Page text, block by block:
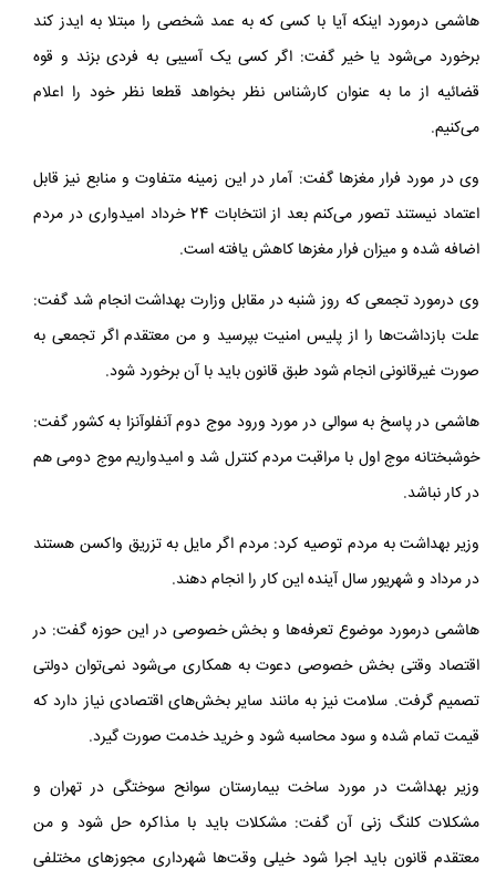
هاشمی درمورد اینکه آیا با کسی که به عمد شخصی را مبتلا به ایدز کند
برخورد می‌شود یا خیر گفت: اگر کسی یک آسیبی به فردی بزند و قوه
قضائیه از ما به عنوان کارشناس نظر بخواهد قطعا نظر خود را اعلام
می‌کنیم.
وی در مورد فرار مغزها گفت: آمار در این زمینه متفاوت و منابع نیز قابل
اعتماد نیستند تصور می‌کنم بعد از انتخابات 24 خرداد امیدواری در مردم
اضافه شده و میزان فرار مغزها کاهش یافته است.
وی درمورد تجمعی که روز شنبه در مقابل وزارت بهداشت انجام شد گفت:
علت بازداشت‌ها را از پلیس امنیت بپرسید و من معتقدم اگر تجمعی به
صورت غیرقانونی انجام شود طبق قانون باید با آن برخورد شود.
هاشمی در پاسخ به سوالی در مورد ورود موج دوم آنفلوآنزا به کشور گفت:
خوشبختانه موج اول با مراقبت مردم کنترل شد و امیدواریم موج دومی هم
در کار نباشد.
وزیر بهداشت به مردم توصیه کرد: مردم اگر مایل به تزریق واکسن هستند
در مرداد و شهریور سال آینده این کار را انجام دهند.
هاشمی درمورد موضوع تعرفه‌ها و بخش خصوصی در این حوزه گفت: در
اقتصاد وقتی بخش خصوصی دعوت به همکاری می‌شود نمی‌توان دولتی
تصمیم گرفت. سلامت نیز به مانند سایر بخش‌های اقتصادی نیاز دارد که
قیمت تمام شده و سود محاسبه شود و خرید خدمت صورت گیرد.
وزیر بهداشت در مورد ساخت بیمارستان سوانح سوختگی در تهران و
مشکلات کلنگ زنی آن گفت: مشکلات باید با مذاکره حل شود و من
معتقدم قانون باید اجرا شود خیلی وقت‌ها شهرداری مجوزهای مختلفی